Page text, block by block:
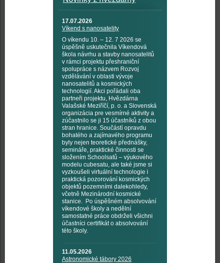
17.07.2026
Víkend s nanosatelity
O víkendu 10. – 12. 7 2026 se
úspěšně uskutečnila Víkendová
škola návrhu a stavby nanosatelitů
v rámci projektu přeshraniční
spolupráce s názvem Rozvoj
vzdělávání v oblasti vývoje
nanosatelitů a kosmických
technologií. Akci pořádali oba
partneři projektu, Hvězdárna
Valašské Meziříčí, p. o. a Slovenská
organizácia pre vesmírné aktivity a
zúčastnilo se ji 15 účastníků z obou
stran hranice. Součástí opravdu
bohatého a zajímavého programu
byly nejen teoretické přednášky,
semináře, praktické činnosti se
složením Schoolsatů – výukového
modelu cubesatu, ale také jsme si
vyzkoušeli virtuální technologie i
praktická pozorování kosmických
objektů pozemními dalekohledy,
včetně Mezinárodní kosmické
stanice. Po úspěšném absolvování
víkendové školy a nedělní
samostatné práce obdrželi všichni
účastníci certifikát o absolvování
této školy.
11.05.2026
Astronomické tábory 2026